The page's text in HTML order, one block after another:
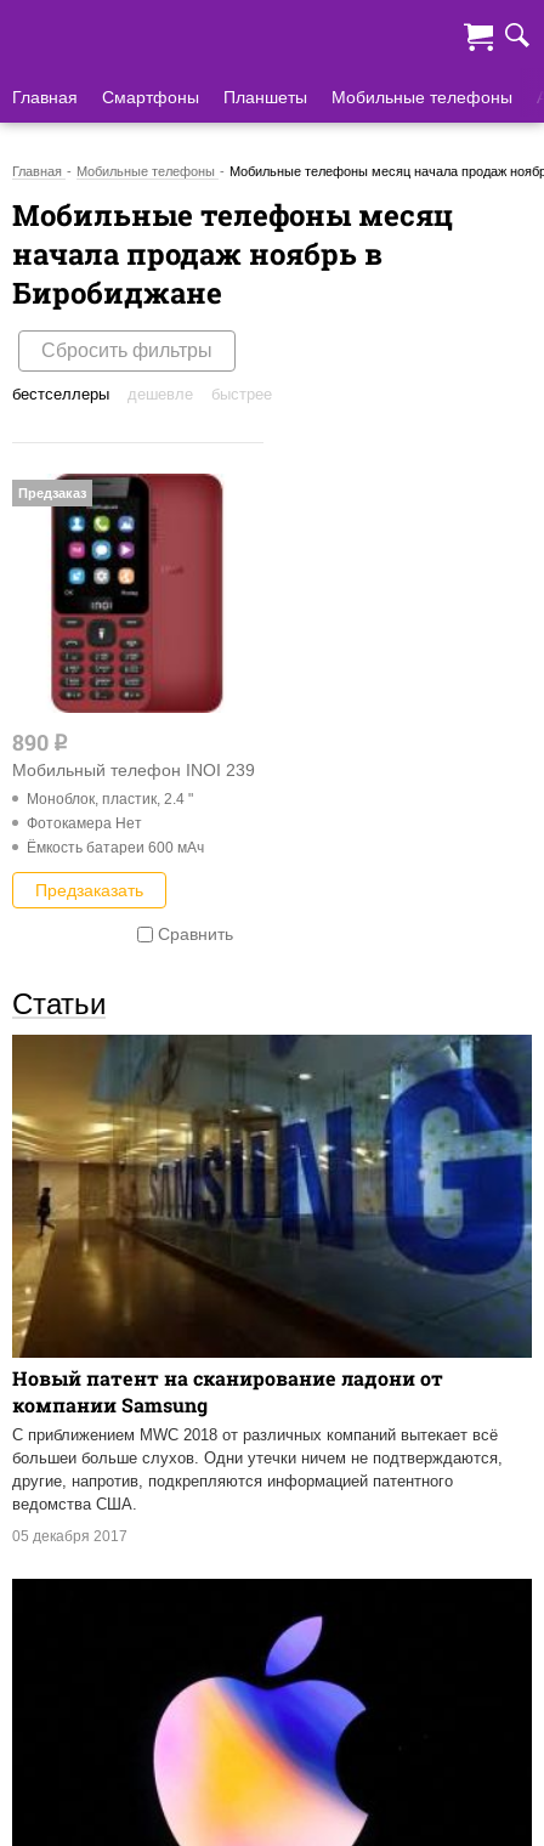
Главная Смартфоны Планшеты Мобильные телефоны
Главная Мобильные телефоны Мобильные телефоны месяц начала продаж
Мобильные телефоны месяц
начала продаж ноябрь в
Биробиджане
Сбросить фильтры
бестселлеры дешевле быстрее
890 q
Мобильный телефон INOI 239
Моноблок, пластик, 2.4 "
Фотокамера Нет
Ёмкость батареи 600 мАч
Предзаказать
Сравнить
Предзаказ
Статьи
Новый патент на сканирование ладони от
компании Samsung
С приближением MWC 2018 от различных компаний вытекает всё
большеи больше слухов. Одни утечки ничем не подтверждаются,
другие, напротив, подкрепляются информацией патентного
ведомства США.
05 декабря 2017